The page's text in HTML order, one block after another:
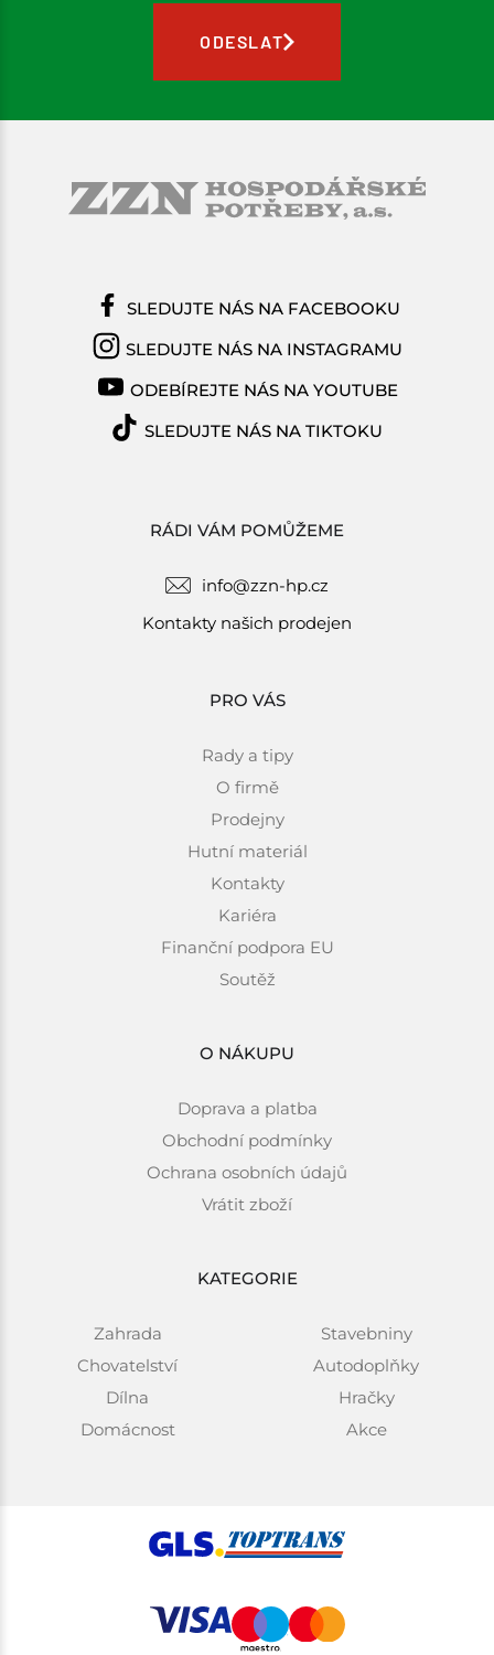
ODESLAT
RÁDI VÁM POMŮŽEME
info@zzn-hp.cz
Kontakty našich prodejen
PRO VÁS
Rady a tipy
O firmě
Prodejny
Hutní materiál
Kontakty
Kariéra
Finanční podpora EU
Soutěž
O NÁKUPU
Doprava a platba
Obchodní podmínky
Ochrana osobních údajů
Vrátit zboží
KATEGORIE
Zahrada
Chovatelství
Dílna
Domácnost
Stavebniny
Autodoplňky
Hračky
Akce
SLEDUJTE NÁS NA FACEBOOKU
SLEDUJTE NÁS NA INSTAGRAMU
ODEBÍREJTE NÁS NA YOUTUBE
SLEDUJTE NÁS NA TIKTOKU